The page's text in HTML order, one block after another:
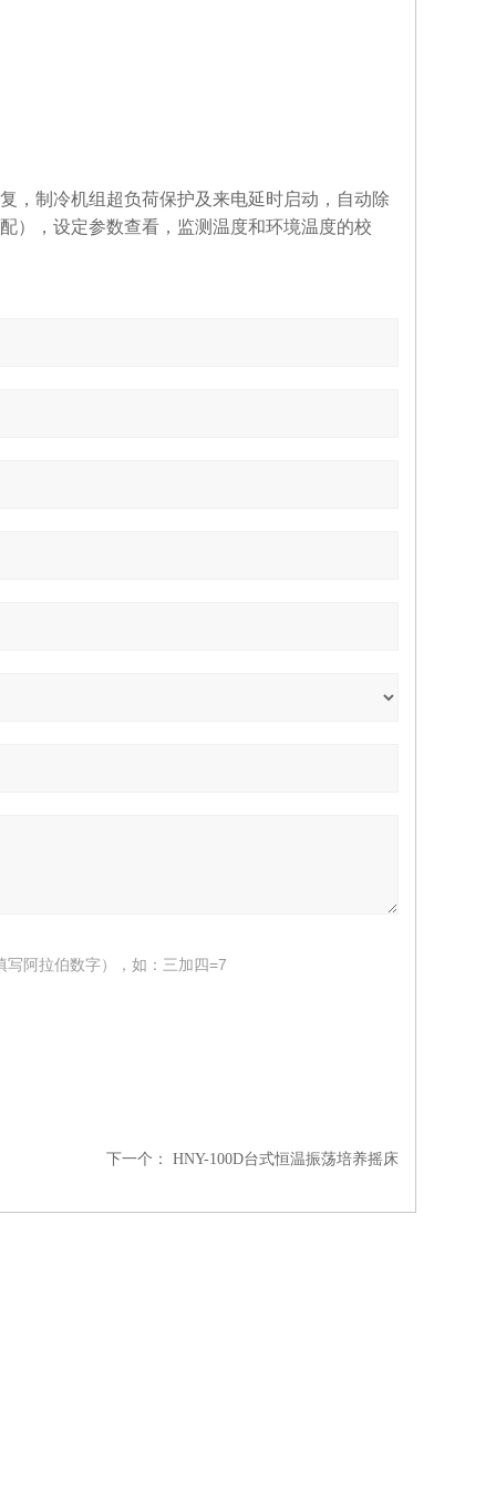
，制冷机组超负荷保护及来电延时启动，自动除
），设定参数查看，监测温度和环境温度的校
写阿拉伯数字），如：三加四=7
下一个： HNY-100D台式恒温振荡培养摇床